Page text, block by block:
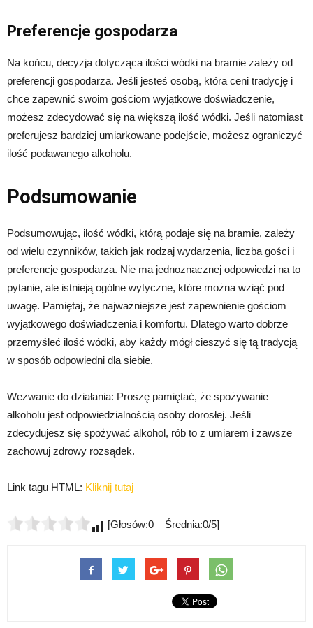
Preferencje gospodarza
Na końcu, decyzja dotycząca ilości wódki na bramie zależy od
preferencji gospodarza. Jeśli jesteś osobą, która ceni tradycję i
chce zapewnić swoim gościom wyjątkowe doświadczenie,
możesz zdecydować się na większą ilość wódki. Jeśli natomiast
preferujesz bardziej umiarkowane podejście, możesz ograniczyć
ilość podawanego alkoholu.
Podsumowanie
Podsumowując, ilość wódki, którą podaje się na bramie, zależy
od wielu czynników, takich jak rodzaj wydarzenia, liczba gości i
preferencje gospodarza. Nie ma jednoznacznej odpowiedzi na to
pytanie, ale istnieją ogólne wytyczne, które można wziąć pod
uwagę. Pamiętaj, że najważniejsze jest zapewnienie gościom
wyjątkowego doświadczenia i komfortu. Dlatego warto dobrze
przemyśleć ilość wódki, aby każdy mógł cieszyć się tą tradycją
w sposób odpowiedni dla siebie.
Wezwanie do działania: Proszę pamiętać, że spożywanie
alkoholu jest odpowiedzialnością osoby dorosłej. Jeśli
zdecydujesz się spożywać alkohol, rób to z umiarem i zawsze
zachowuj zdrowy rozsądek.
Link tagu HTML: Kliknij tutaj
[Głosów:0 Średnia:0/5]